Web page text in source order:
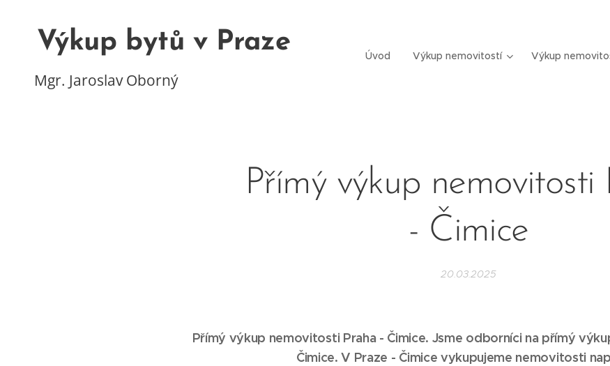
Výkup bytů v Praze
Mgr. Jaroslav Oborný
Úvod Výkup nemovitostí Výkup
Přímý výkup nemovitosti
- Čimice
20.03.2025
Přímý výkup nemovitosti Praha - Čimice. Jsme odborníci na přímý
Čimice. V Praze - Čimice vykupujeme nemovitosti